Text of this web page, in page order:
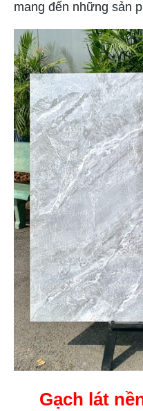
mang đến những sản
Gạch lát